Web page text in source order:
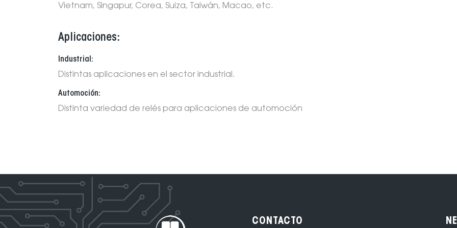
Vietnam, Singapur, Corea, Suiza, Taiwán, Macao, etc.
Aplicaciones:
Industrial:
Distintas aplicaciones en el sector industrial.
Automoción:
Distinta variedad de relés para aplicaciones de automoción
CONTACTO